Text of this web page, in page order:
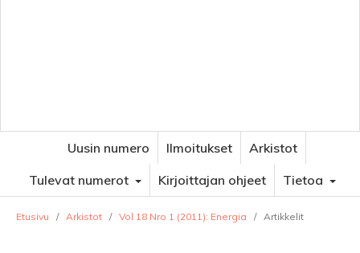
Uusin numero Ilmoitukset
Arkistot
Tulevat numerot
Kirjoittajan ohjeet Tietoa
Etusivu / Arkistot / Vol 18 Nro 1 (2011): Energia / Artikkelit